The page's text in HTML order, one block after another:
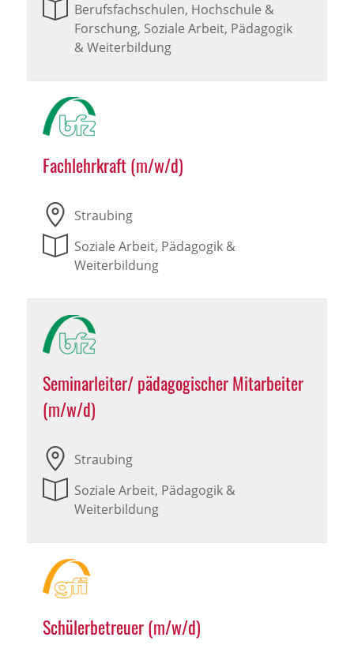
Berufsfachschulen, Hochschule &
Forschung, Soziale Arbeit, Pädagogik
& Weiterbildung
Fachlehrkraft (m/w/d)
Straubing
Soziale Arbeit, Pädagogik &
Weiterbildung
Seminarleiter/ pädagogischer Mitarbeiter
(m/w/d)
Straubing
Soziale Arbeit, Pädagogik &
Weiterbildung
Schülerbetreuer (m/w/d)